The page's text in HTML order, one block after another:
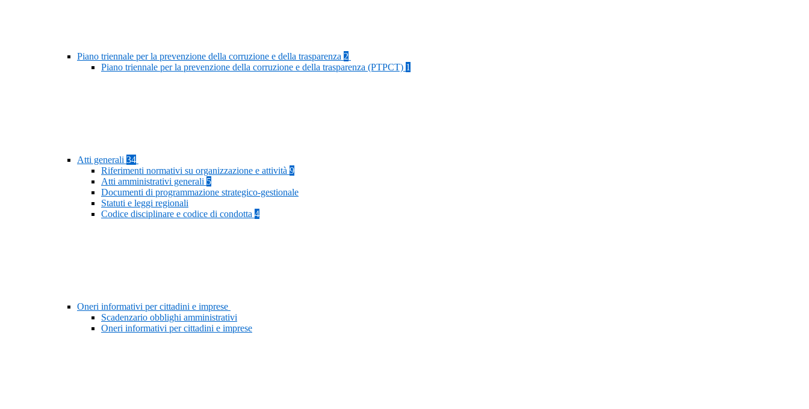
Piano triennale per la prevenzione della corruzione e della trasparenza 2
Piano triennale per la prevenzione della corruzione e della trasparenza (PTPCT) 1
Atti generali 34
Riferimenti normativi su organizzazione e attività 9
Atti amministrativi generali 5
Documenti di programmazione strategico-gestionale
Statuti e leggi regionali
Codice disciplinare e codice di condotta 4
Oneri informativi per cittadini e imprese
Scadenzario obblighi amministrativi
Oneri informativi per cittadini e imprese